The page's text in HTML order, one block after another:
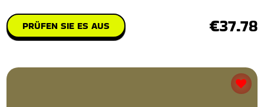
PRÜFEN SIE ES AUS €37.78